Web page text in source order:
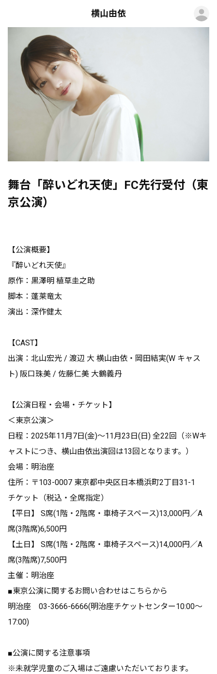
横山由依
舞台「醉いどれ天使」FC先行受付（東
京公演）
【公演概要】
『醉いどれ天使』
原作：黒澤明 植草圭之助
脚本：蓬莱竜太
演出：深作健太
【CAST】
出演：北山宏光 / 渡辺 大 横山由依・岡田結実(W キャス
ト) 阪口珠美 / 佐藤仁美 大鶴義丹
【公演日程・会場・チケット】
＜東京公演＞
日程：2025年11月7日(金)～11月23日(日) 全22回（※Wキ
ャストにつき、横山由依出演回は13回となります。）
会場：明治座
住所：〒103-0007 東京都中央区日本橋浜町2丁目31-1
チケット（税込・全席指定）
【平日】 S席(1階・2階席・車椅子スペース)13,000円／A
席(3階席)6,500円
【土日】 S席(1階・2階席・車椅子スペース)14,000円／A
席(3階席)7,500円
主催：明治座
■東京公演に関するお問い合わせはこちらから
明治座 03-3666-6666(明治座チケットセンター10:00〜
17:00)
■公演に関する注意事項
※未就学児童のご入場はご遠慮いただいております。